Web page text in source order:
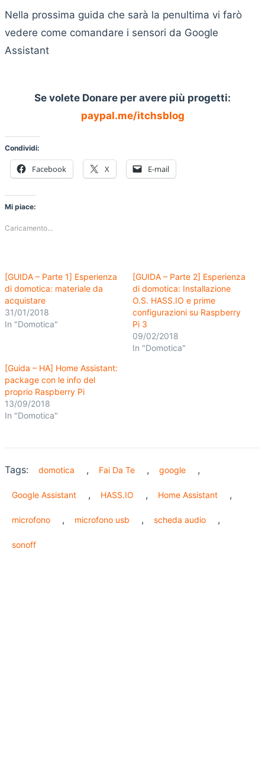
Nella prossima guida che sarà la penultima vi farò
vedere come comandare i sensori da Google
Assistant
Se volete Donare per avere più progetti:
paypal.me/itchsblog
Condividi:
Facebook X E-mail
Mi piace:
Caricamento...
[GUIDA – Parte 1] Esperienza
di domotica: materiale da
acquistare
31/01/2018
In "Domotica"
[GUIDA – Parte 2] Esperienza
di domotica: Installazione
O.S. HASS.IO e prime
configurazioni su Raspberry
Pi 3
09/02/2018
In "Domotica"
[Guida – HA] Home Assistant:
package con le info del
proprio Raspberry Pi
13/09/2018
In "Domotica"
Tags: domotica , Fai Da Te , google ,
Google Assistant , HASS.IO , Home Assistant ,
microfono , microfono usb , scheda audio ,
sonoff